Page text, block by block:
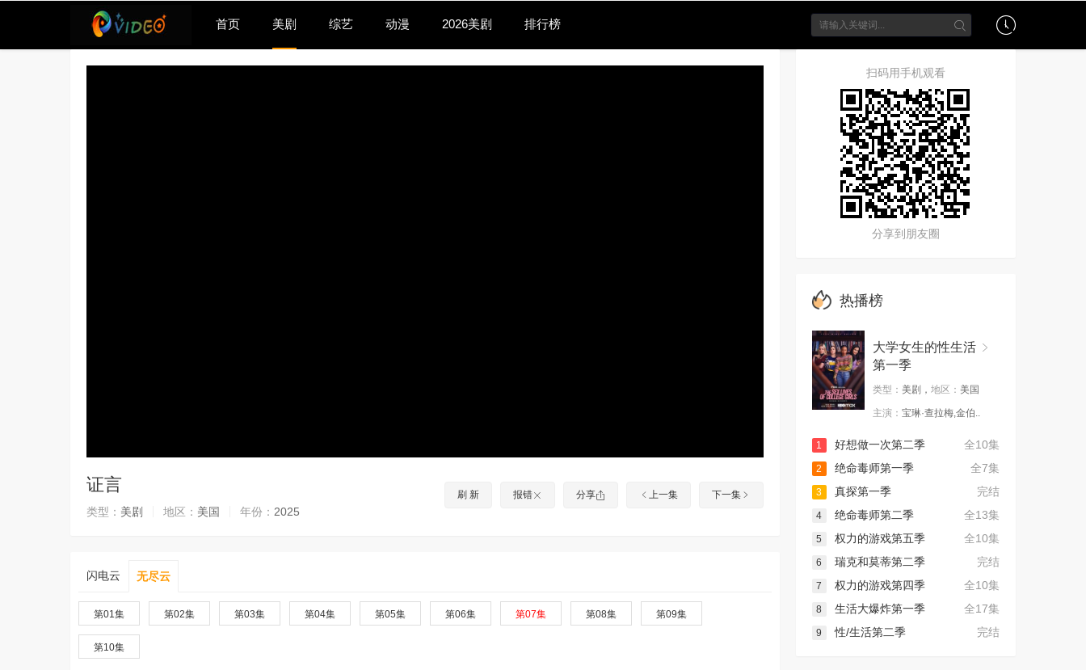
首页 美剧 综艺 动漫 2026美剧 排行榜
刷 新 报错 分享 上一集 下一集
证言
类型： 美剧 地区： 美国 年份： 2025
闪电云 无尽云
第01集 第02集 第03集 第04集 第05集 第06集 第07集 第08集 第09集
第10集
扫码用手机观看
分享到朋友圈
热播榜
大学女生的性生活
第一季
类型： 美剧， 地区： 美国
主演： 宝琳·查拉梅,金伯..
全10集
1
好想做一次第二季
全7集
2
绝命毒师第一季
完结
3
真探第一季
全13集
4
绝命毒师第二季
全10集
5
权力的游戏第五季
完结
6
瑞克和莫蒂第二季
全10集
7
权力的游戏第四季
全17集
8
生活大爆炸第一季
完结
9 性/生活第二季